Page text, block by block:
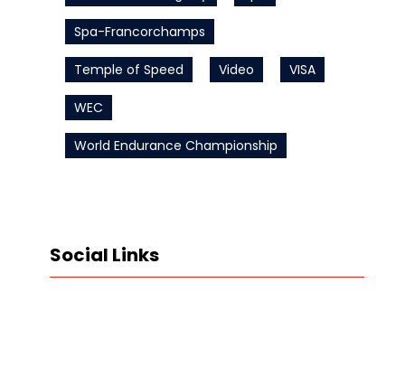
Spa-Francorchamps
Temple of Speed Video VISA
WEC
World Endurance Championship
Social Links